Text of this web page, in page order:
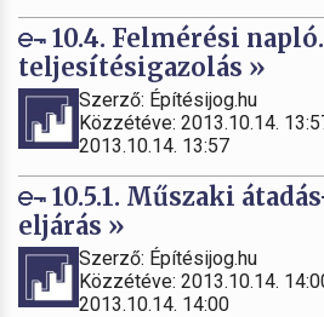
10.4. Felmérési
teljesítésigazolás »
Szerző: Építésijog.hu
Közzétéve: 2013.10.14.
2013.10.14. 13:57
10.5.1. Műszaki
eljárás »
Szerző: Építésijog.hu
Közzétéve: 2013.10.14.
2013.10.14. 14:00